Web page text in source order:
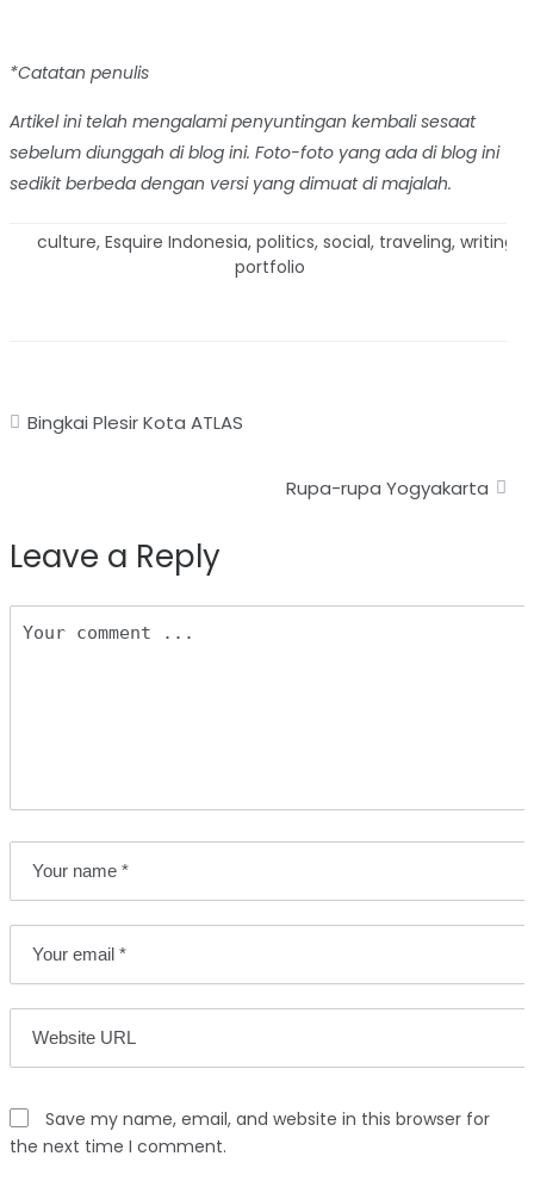
*Catatan penulis
Artikel ini telah mengalami penyuntingan kembali sesaat
sebelum diunggah di blog ini. Foto-foto yang ada di blog ini
sedikit berbeda dengan versi yang dimuat di majalah.
culture, Esquire Indonesia, politics, social, traveling, writing
portfolio
Post
Bingkai Plesir Kota ATLAS
Rupa-rupa Yogyakarta
Leave a Reply
Save my name, email, and website in this browser for
the next time I comment.